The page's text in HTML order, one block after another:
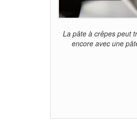
La pâte à crêpes peut
encore avec une